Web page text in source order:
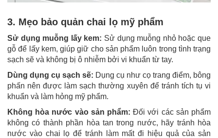
3. Mẹo bảo quản chai lọ mỹ phẩm
Sử dụng muỗng lấy kem: Sử dụng muỗng nhỏ hoặc que
gỗ để lấy kem, giúp giữ cho sản phẩm luôn trong tình trạng
sạch sẽ và không bị ô nhiễm bởi vi khuẩn từ tay.
Dùng dụng cụ sạch sẽ: Dụng cụ như cọ trang điểm, bông
phấn nên được làm sạch thường xuyên để tránh tích tụ vi
khuẩn và làm hỏng mỹ phẩm.
Không hòa nước vào sản phẩm: Đối với các sản phẩm
không có thành phần hòa tan trong nước, hãy tránh hòa
nước vào chai lọ để tránh làm mất đi hiệu quả của sản